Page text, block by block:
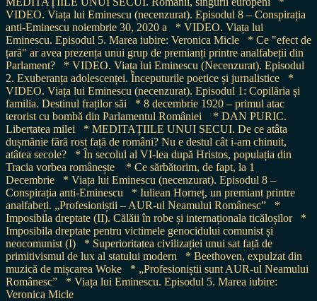
VIDEO. Viața lui Eminescu (necenzurat). Episodul 8 – Conspirația
anti-Eminescu noiembrie 30, 2020 a
* VIDEO. Viața lui
Eminescu. Episodul 5. Marea iubire: Veronica Micle
* Ce "efect de
țară" ar avea prezența unui grup de premianți printre analfabeții din
Parlament?
* VIDEO. Viața lui Eminescu (Necenzurat). Episodul
2. Exuberanța adolescenței. Începuturile poetice și jurnalistice
*
VIDEO. Viața lui Eminescu (necenzurat). Episodul 1: Copilăria și
familia. Destinul fraților săi
* 8 decembrie 1920 – primul atac
terorist cu bombă din Parlamentul României
* DAN PURIC.
Libertatea milei
* MEDITAȚIILE UNUI SECUI. De ce atâta
dușmănie fără rost față de români? Nu e destul cât i-am chinuit,
atâtea secole?
* În secolul al VI-lea după Hristos, populația din
Tracia vorbea românește
* Ce sărbătorim, de fapt, la 1
Decembrie
* Viața lui Eminescu (necenzurat). Episodul 8 –
Conspirația anti-Eminescu
* Iuliean Horneț, un premiant printre
analfabeți. „Profesioniștii – AUR-ul Neamului Românesc”
*
Imposibila dreptate (II). Călăii în robe și internaționala ticăloșilor
*
Imposibila dreptate pentru victimele genocidului comunist și
neocomunist (I)
* Superioritatea civilizației unui sat față de
primitivismul de lux al statului modern
* Beethoven, expulzat din
muzică de mișcarea Woke
* „Profesioniștii sunt AUR-ul Neamului
Românesc”
* Viața lui Eminescu. Episodul 5. Marea iubire:
Veronica Micle